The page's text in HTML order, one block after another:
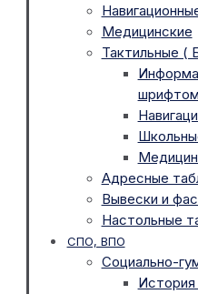
Медицинские
Тактильные (
Адресные
Вывески и
Настольные
СПО, ВПО
Социально-